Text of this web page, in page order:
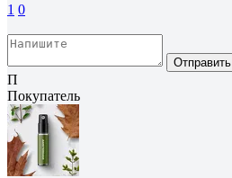
1 0
Отправить
П
Покупатель